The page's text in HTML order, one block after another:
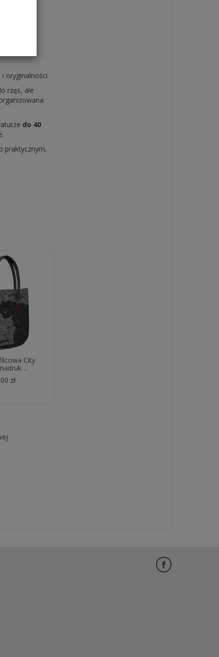
które
każdej
z
oryginalności.
rzęs, ale
do 40
praktycznym,
City
...
zł